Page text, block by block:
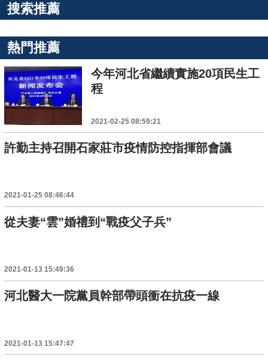
搜索推薦
熱門推薦
今年河北省繼續實施20項民生工
程
2021-02-25 08:59:21
許勤主持召開石家莊市疫情防控指揮部會議
2021-01-25 08:46:44
從夫妻“雲”婚禮到“戰疫父子兵”
2021-01-13 15:49:36
河北醫大一院黨員幹部帶頭衝在抗疫一線
2021-01-13 15:47:47